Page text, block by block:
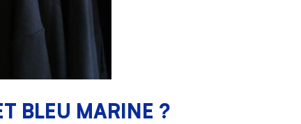
BLEU MARINE ?